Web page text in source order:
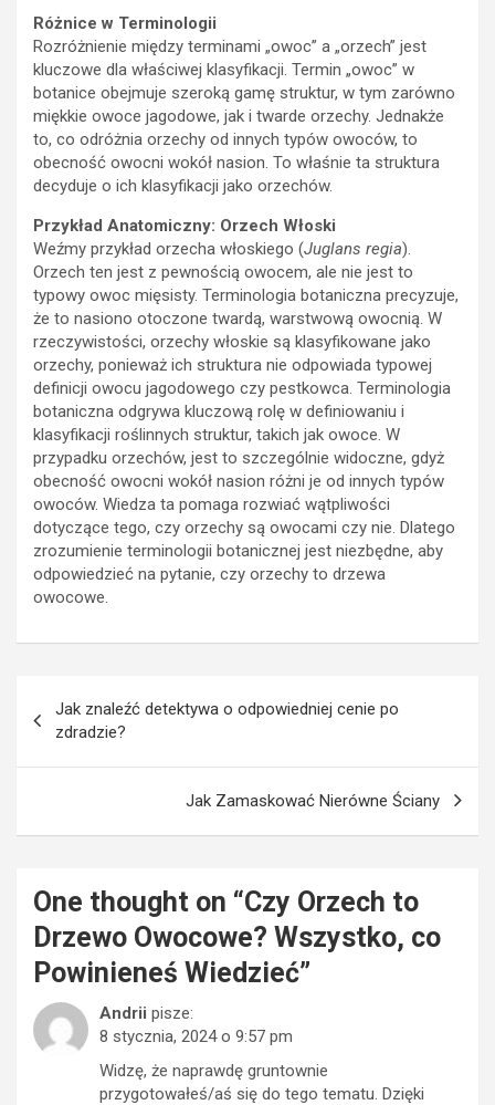
kluczowe dla właściwej klasyfikacji. Termin „owoc” w
botanice obejmuje szeroką gamę struktur, w tym zarówno
miękkie owoce jagodowe, jak i twarde orzechy. Jednakże
to, co odróżnia orzechy od innych typów owoców, to
obecność owocni wokół nasion. To właśnie ta struktura
decyduje o ich klasyfikacji jako orzechów.
Przykład Anatomiczny: Orzech Włoski
Weźmy przykład orzecha włoskiego (Juglans regia
Orzech ten jest z pewnością owocem, ale nie jest to
typowy owoc mięsisty. Terminologia botaniczna precyzuje,
że to nasiono otoczone twardą, warstwową owocnią. W
rzeczywistości, orzechy włoskie są klasyfikowane jako
orzechy, ponieważ ich struktura nie odpowiada typowej
definicji owocu jagodowego czy pestkowca. Terminologia
botaniczna odgrywa kluczową rolę w definiowaniu i
klasyfikacji roślinnych struktur, takich jak owoce. W
przypadku orzechów, jest to szczególnie widoczne, gdyż
obecność owocni wokół nasion różni je od innych typów
owoców. Wiedza ta pomaga rozwiać wątpliwości
dotyczące tego, czy orzechy są owocami czy nie. Dlatego
zrozumienie terminologii botanicznej jest niezbędne, aby
odpowiedzieć na pytanie, czy orzechy to drzewa
owocowe.
Nawigacja
Drzewo Owocowe? Wszystko, co
Powinieneś Wiedzieć”
Andrii
pisze:
8 stycznia, 2024 o 9:57 pm
Widzę, że naprawdę gruntownie
przygotowałeś/aś się do tego tematu. Dzięki
temu wpisowi zyskałem/a nowe spojrzenie na tę
kwestię.